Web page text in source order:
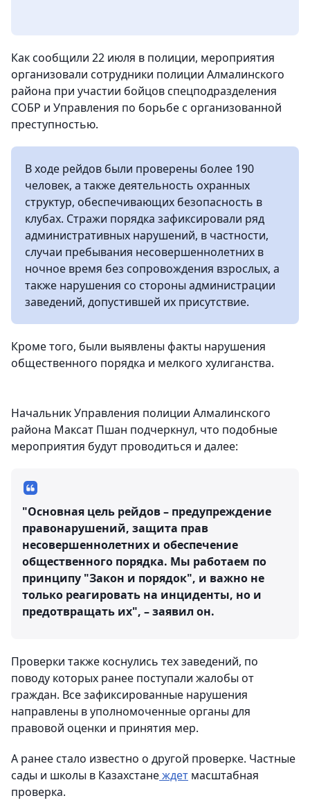
Как сообщили 22 июля в полиции, мероприятия
организовали сотрудники полиции Алмалинского
района при участии бойцов спецподразделения
СОБР и Управления по борьбе с организованной
преступностью.
В ходе рейдов были проверены более 190
человек, а также деятельность охранных
структур, обеспечивающих безопасность в
клубах. Стражи порядка зафиксировали ряд
административных нарушений, в частности,
случаи пребывания несовершеннолетних в
ночное время без сопровождения взрослых, а
также нарушения со стороны администрации
заведений, допустившей их присутствие.
Кроме того, были выявлены факты нарушения
общественного порядка и мелкого хулиганства.
Начальник Управления полиции Алмалинского
района Максат Пшан подчеркнул, что подобные
мероприятия будут проводиться и далее:
"Основная цель рейдов – предупреждение
правонарушений, защита прав
несовершеннолетних и обеспечение
общественного порядка. Мы работаем по
принципу "Закон и порядок", и важно не
только реагировать на инциденты, но и
предотвращать их", – заявил он.
Проверки также коснулись тех заведений, по
поводу которых ранее поступали жалобы от
граждан. Все зафиксированные нарушения
направлены в уполномоченные органы для
правовой оценки и принятия мер.
А ранее стало известно о другой проверке. Частные
сады и школы в Казахстанеждет масштабная
проверка.